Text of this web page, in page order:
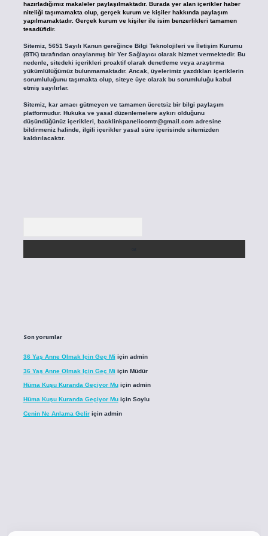
hazırladığımız makaleler paylaşılmaktadır. Burada yer alan içerikler haber
niteliği taşımamakta olup, gerçek kurum ve kişiler hakkında paylaşım
yapılmamaktadır. Gerçek kurum ve kişiler ile isim benzerlikleri tamamen
tesadüfidir.
Sitemiz, 5651 Sayılı Kanun gereğince Bilgi Teknolojileri ve İletişim Kurumu
(BTK) tarafından onaylanmış bir Yer Sağlayıcı olarak hizmet vermektedir. Bu
nedenle, sitedeki içerikleri proaktif olarak denetleme veya araştırma
yükümlülüğümüz bulunmamaktadır. Ancak, üyelerimiz yazdıkları içeriklerin
sorumluluğunu taşımakta olup, siteye üye olarak bu sorumluluğu kabul
etmiş sayılırlar.
Sitemiz, kar amacı gütmeyen ve tamamen ücretsiz bir bilgi paylaşım
platformudur. Hukuka ve yasal düzenlemelere aykırı olduğunu
düşündüğünüz içerikleri, backlinkpanelicomtr@gmail.comadresine
bildirmeniz halinde, ilgili içerikler yasal süre içerisinde sitemizden
kaldırılacaktır.
Son yorumlar
36 Yaş Anne Olmak Için Geç Mi için admin
36 Yaş Anne Olmak Için Geç Mi için Müdür
Hüma Kuşu Kuranda Geçiyor Muiçin admin
Hüma Kuşu Kuranda Geçiyor Muiçin Soylu
Cenin Ne Anlama Geliriçin admin